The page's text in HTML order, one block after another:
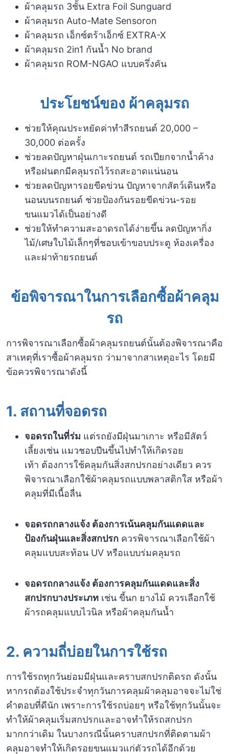
ผ้าคลุมรถ 3ชั้น Extra Foil Sunguard
ผ้าคลุมรถ Auto-Mate Sensoron
ผ้าคลุมรถ เอ็กซ์ตร้าเอ็กซ์ EXTRA-X
ผ้าคลุมรถ 2in1 กันน้ำ No brand
ผ้าคลุมรถ ROM-NGAO แบบครึ่งคัน
ประโยชน์ของ ผ้าคลุมรถ
ช่วยให้คุณประหยัดค่าทำสีรถยนต์ 20,000 –
30,000 ต่อครั้ง
ช่วยลดปัญหาฝุ่นเกาะรถยนต์ รถเปียกจากน้ำค้าง
หรือฝนตกมีคลุมรถไว้รถสะอาดแน่นอน
ช่วยลดปัญหารอยขีดข่วน ปัญหาจากสัตว์เดินหรือ
นอนบนรถยนต์ ช่วยป้องกันรอยขีดข่วน-รอย
ขนแมวได้เป็นอย่างดี
ช่วยให้ทำความสะอาดรถได้ง่ายขึ้น ลดปัญหากิ่ง
ไม้/เศษใบไม้เล็กๆที่ชอบเข้าขอบประตู ห้องเครื่อง
และฝาท้ายรถยนต์
ข้อพิจารณาในการเลือกซื้อผ้าคลุม
รถ
การพิจารณาเลือกซื้อผ้าคลุมรถยนต์นั้นต้องพิจารณาคือ
สาเหตุที่เราซื้อผ้าคลุมรถ ว่ามาจากสาเหตุอะไร โดยมี
ข้อควรพิจารณาดังนี้
1. สถานที่จอดรถ
จอดรถในที่ร่ม แต่รถยังมีฝุ่นมาเกาะ หรือมีสัตว์
เลี้ยงเช่น แมวชอบปีนขึ้นไปทำให้เกิดรอย
เท้า ต้องการใช้คลุมกันสิ่งสกปรกอย่างเดียว ควร
พิจารณาเลือกใช้ผ้าคลุมรถแบบพลาสติกใส หรือผ้า
คลุมที่มีเนื้อลื่น
จอดรถกลางแจ้ง ต้องการเน้นคลุมกันแดดและ
ป้องกันฝุ่นและสิ่งสกปรก ควรพิจารณาเลือกใช้ผ้า
คลุมแบบสะท้อน UV หรือแบบร่มคลุมรถ
จอดรถกลางแจ้ง ต้องการคลุมกันแดดและสิ่ง
สกปรกบางประเภท เช่น ขี้นก ยางไม้ ควรเลือกใช้
ผ้ารถคลุมแบบไวนิล หรือผ้าคลุมกันน้ำ
2. ความถี่บ่อยในการใช้รถ
การใช้รถทุกวันย่อมมีฝุ่นและคราบสกปรกติดรถ ดังนั้น
หากรถต้องใช้ประจำทุกวันการคลุมผ้าคลุมอาจจะไม่ใช่
คำตอบที่ดีนัก เพราะการใช้รถบ่อยๆ หรือใช้ทุกวันนั้นจะ
ทำให้ผ้าคลุมเริ่มสกปรกและอาจทำให้รถสกปรก
มากกว่าเดิม ในบางกรณีนั้นคราบสกปรกที่ติดตามผ้า
คลุมอาจทำให้เกิดรอยขนแมวแก่ตัวรถได้อีกด้วย